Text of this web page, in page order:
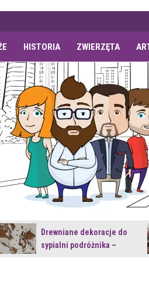
HISTORIA ZWIERZĘTA
Drewniane dekoracje do
sypialni podróżnika –